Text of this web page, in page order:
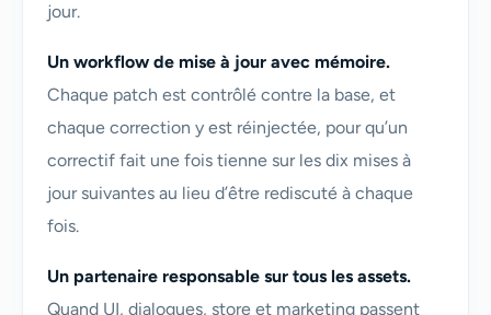
jour.
Un workflow de mise à jour avec mémoire.
Chaque patch est contrôlé contre la base, et
chaque correction y est réinjectée, pour qu’un
correctif fait une fois tienne sur les dix mises à
jour suivantes au lieu d’être rediscuté à chaque
fois.
Un partenaire responsable sur tous les assets.
Quand UI, dialogues, store et marketing passent